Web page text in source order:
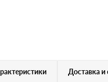
Доставка и